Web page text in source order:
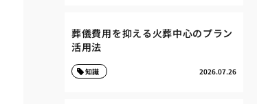
葬儀費用を抑える火葬中心のプラン
活用法
2026.07.26
知識